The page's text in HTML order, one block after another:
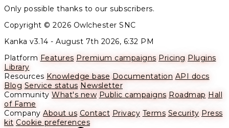
Only possible thanks to our subscribers.
Copyright © 2026 Owlchester SNC
Kanka v3.14 - August 7th 2026, 6:32 PM
Platform Features Premium campaigns Pricing Plugins
Library
Resources Knowledge base Documentation API docs
Blog Service status Newsletter
Community What's new Public campaigns Roadmap Hall
of Fame
Company About us Contact Privacy Terms Security Press
kit Cookie preferences